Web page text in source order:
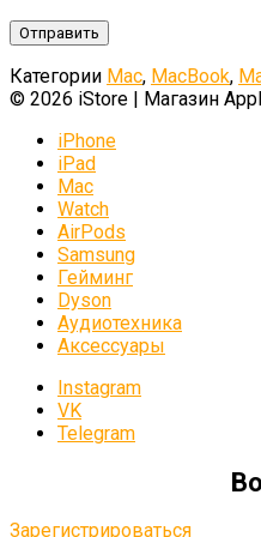
Категории Mac, MacBook,
© 2026 iStore | Магазин
iPhone
iPad
Mac
Watch
AirPods
Samsung
Гейминг
Dyson
Аудиотехника
Аксессуары
Instagram
VK
Telegram
Зарегистрироваться